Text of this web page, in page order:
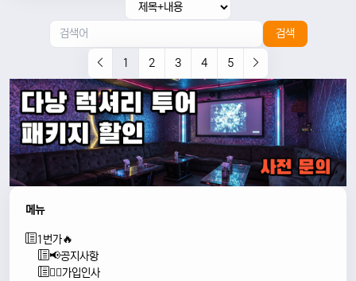
검색
1 2 3 4 5
메뉴
1번가🔥
📢공지사항
🙇‍♂️가입인사